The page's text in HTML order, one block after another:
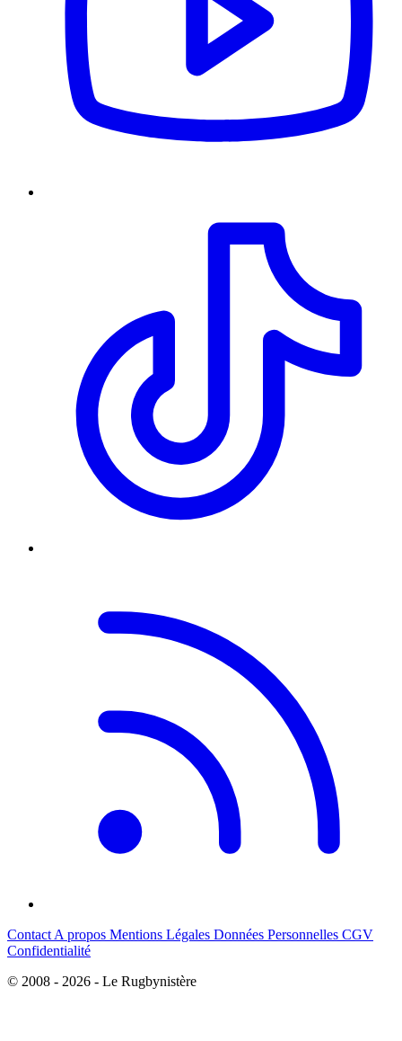
Contact A propos Mentions Légales Données Personnelles CGV
Confidentialité
© 2008 - 2026 - Le Rugbynistère